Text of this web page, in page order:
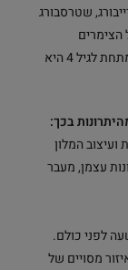
שטרסבורג
הצימרים
מתאימים למשפחות, בחלקם השהות עבור ילדים מתחת לגיל 4 היא
בכך:
ועיצוב המלון
עצמן, מעבר
מסויים של